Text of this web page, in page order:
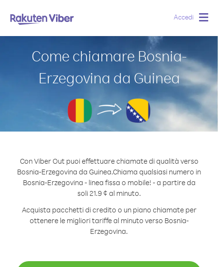
Accedi
Come chiamare Bosnia-
Erzegovina da Guinea
Con Viber Out puoi effettuare chiamate di qualità verso
Bosnia-Erzegovina da Guinea.Chiama qualsiasi numero in
Bosnia-Erzegovina - linea fissa o mobile! - a partire da
soli 21.9 ¢ al minuto.
Acquista pacchetti di credito o un piano chiamate per
ottenere le migliori tariffe al minuto verso Bosnia-
Erzegovina.